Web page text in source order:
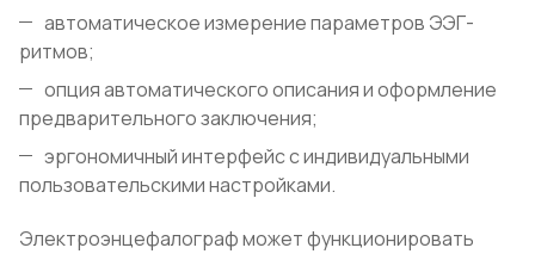
автоматическое измерение параметров ЭЭГ-
ритмов;
опция автоматического описания и оформление
предварительного заключения;
эргономичный интерфейс с индивидуальными
пользовательскими настройками.
Электроэнцефалограф может функционировать